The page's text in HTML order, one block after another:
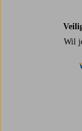
Wil